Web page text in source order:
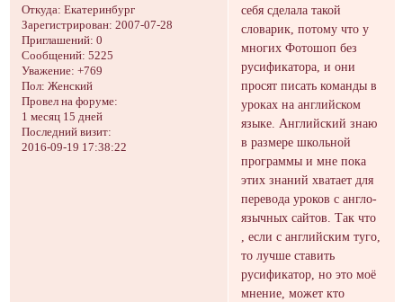
Откуда: Екатеринбург
Зарегистрирован: 2007-07-28
Приглашений: 0
Сообщений: 5225
Уважение: +769
Пол: Женский
Провел на форуме:
1 месяц 15 дней
Последний визит:
2016-09-19 17:38:22
себя сделала такой
словарик, потому что у
многих Фотошоп без
русификатора, и они
просят писать команды в
уроках на английском
языке. Английский знаю
в размере школьной
программы и мне пока
этих знаний хватает для
перевода уроков с англо-
язычных сайтов. Так что
, если с английским туго,
то лучше ставить
русификатор, но это моё
мнение, может кто